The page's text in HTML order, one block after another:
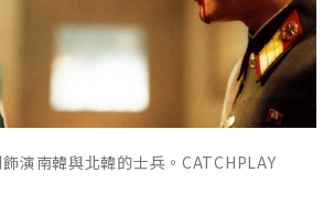
演南韓與北韓的士兵。CATCHPLAY